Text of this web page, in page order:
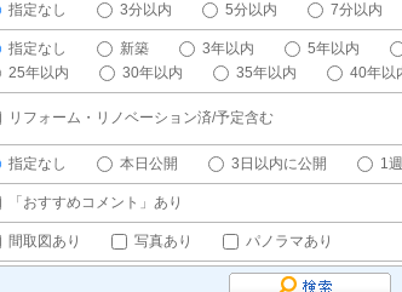
指定なし 3分以内 5分以内 7分以内
指定なし 新築 3年以内 5年以内
25年以内
30年以内 35年以内 40年以
リフォーム・リノベーション済/予定含む
指定なし 本日公開 3日以内に公開 1
「おすすめコメント」あり
間取図あり 写真あり パノラマあり